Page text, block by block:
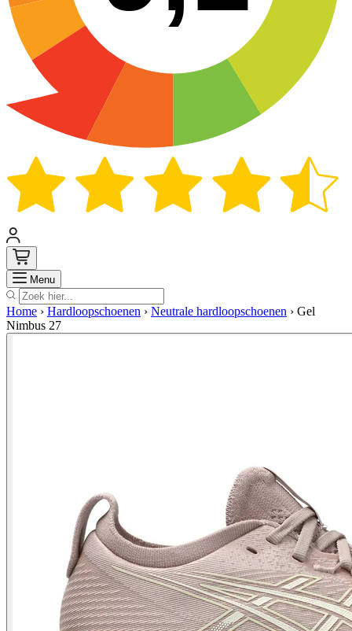
Menu Zoek
Home › Hardloopschoenen › Neutrale hardloopschoenen › Gel
Nimbus 27